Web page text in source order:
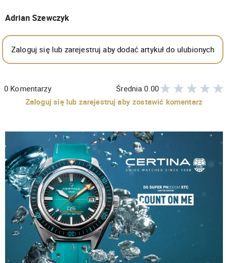
Adrian Szewczyk
Zaloguj się lub zarejestruj aby dodać artykuł do ulubionych
0 Komentarzy Średnia0.00
Zaloguj się lub zarejestruj aby zostawić komentarz